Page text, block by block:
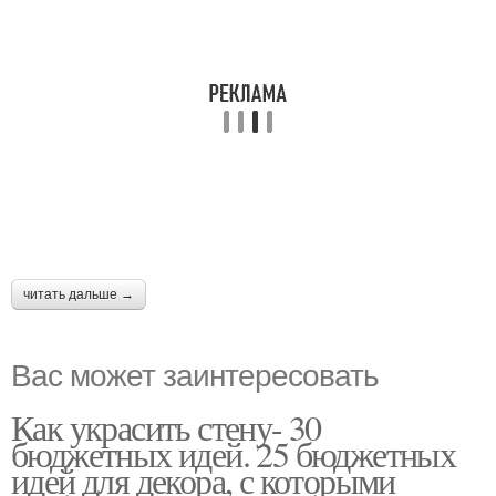
читать дальше →
Вас может заинтересовать
Как украсить стену- 30
бюджетных идей. 25 бюджетных
идей для декора, с которыми